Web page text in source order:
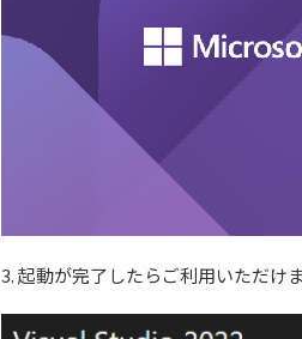
3. 起動が完了したらご利用いただけ